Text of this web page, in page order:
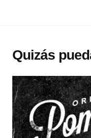
Quizás